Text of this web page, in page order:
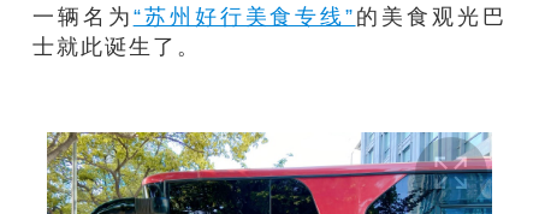
一辆名为“苏州好行美食专线”的美食观光巴
士就此诞生了。